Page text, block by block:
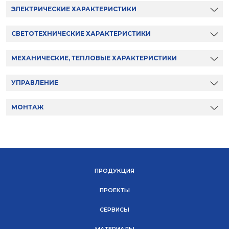
ЭЛЕКТРИЧЕСКИЕ ХАРАКТЕРИСТИКИ
СВЕТОТЕХНИЧЕСКИЕ ХАРАКТЕРИСТИКИ
МЕХАНИЧЕСКИЕ, ТЕПЛОВЫЕ ХАРАКТЕРИСТИКИ
УПРАВЛЕНИЕ
МОНТАЖ
ПРОДУКЦИЯ
ПРОЕКТЫ
СЕРВИСЫ